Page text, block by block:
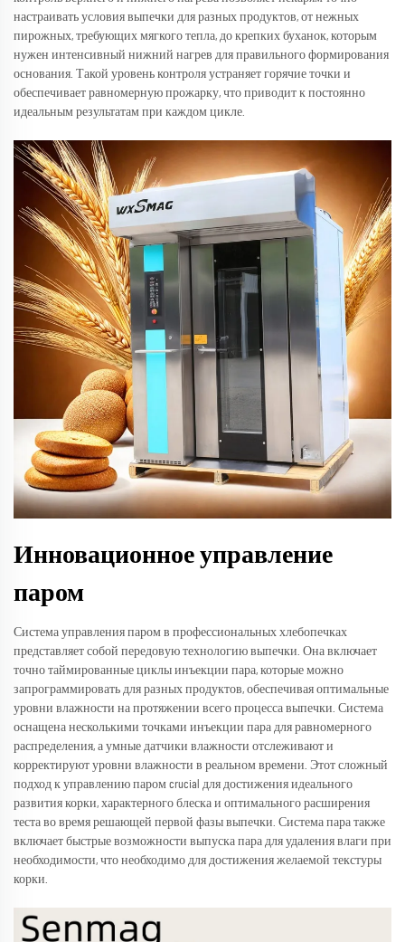
настраивать условия выпечки для разных продуктов, от нежных
пирожных, требующих мягкого тепла, до крепких буханок, которым
нужен интенсивный нижний нагрев для правильного формирования
основания. Такой уровень контроля устраняет горячие точки и
обеспечивает равномерную прожарку, что приводит к постоянно
идеальным результатам при каждом цикле.
Инновационное управление
паром
Система управления паром в профессиональных хлебопечках
представляет собой передовую технологию выпечки. Она включает
точно таймированные циклы инъекции пара, которые можно
запрограммировать для разных продуктов, обеспечивая оптимальные
уровни влажности на протяжении всего процесса выпечки. Система
оснащена несколькими точками инъекции пара для равномерного
распределения, а умные датчики влажности отслеживают и
корректируют уровни влажности в реальном времени. Этот сложный
подход к управлению паром crucial для достижения идеального
развития корки, характерного блеска и оптимального расширения
теста во время решающей первой фазы выпечки. Система пара также
включает быстрые возможности выпуска пара для удаления влаги при
необходимости, что необходимо для достижения желаемой текстуры
корки.